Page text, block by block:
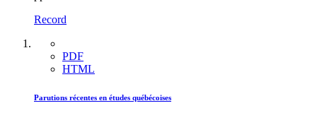
Record
PDF
HTML
Parutions récentes en études québécoises